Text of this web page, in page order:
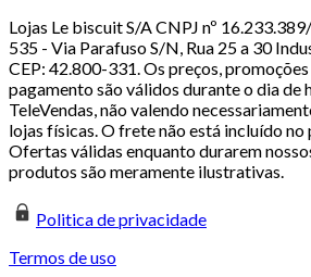
Lojas Le biscuit S/A CNPJ nº
535 - Via Parafuso S/N, Rua 25 a 30
CEP: 42.800-331. Os preços,
pagamento são válidos durante o dia de
TeleVendas, não valendo
lojas físicas. O frete não está incluído no
Ofertas válidas enquanto durarem
produtos são meramente ilustrativas.
Politica de privacidade
Termos de uso